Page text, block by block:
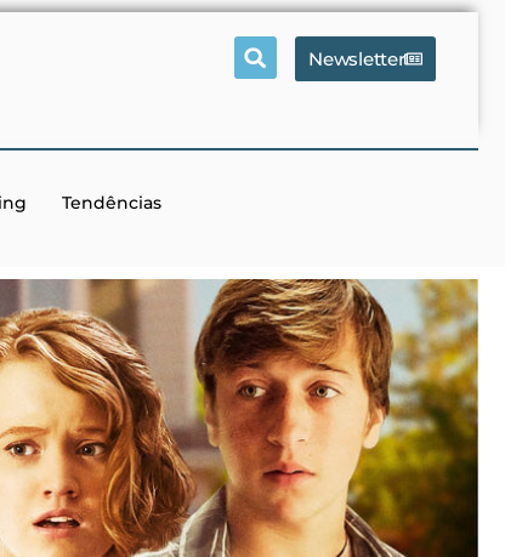
Newsletter
Tendências